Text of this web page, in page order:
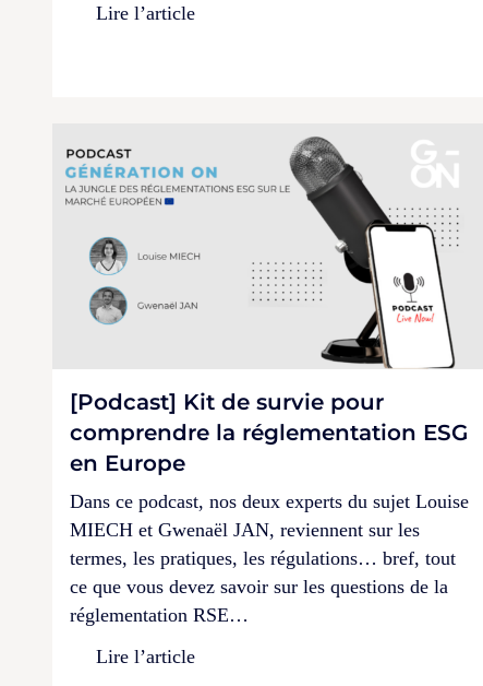
Lire l’article
[Podcast] Kit de survie pour
comprendre la réglementation ESG
en Europe
Dans ce podcast, nos deux experts du sujet Louise
MIECH et Gwenaël JAN, reviennent sur les
termes, les pratiques, les régulations… bref, tout
ce que vous devez savoir sur les questions de la
réglementation RSE…
Lire l’article